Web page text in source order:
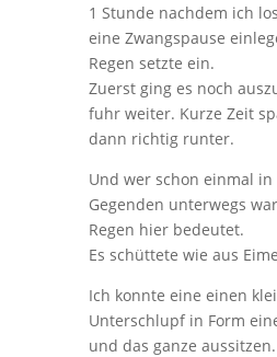
1 Stunde nachdem ich
eine Zwangspause
Regen setzte ein.
Zuerst ging es noch
fuhr weiter. Kurze Zeit
dann richtig runter.
Und wer schon einmal in
Gegenden unterwegs
Regen hier bedeutet.
Es schüttete wie aus
Ich konnte eine einen
Unterschlupf in Form
und das ganze aussitzen.